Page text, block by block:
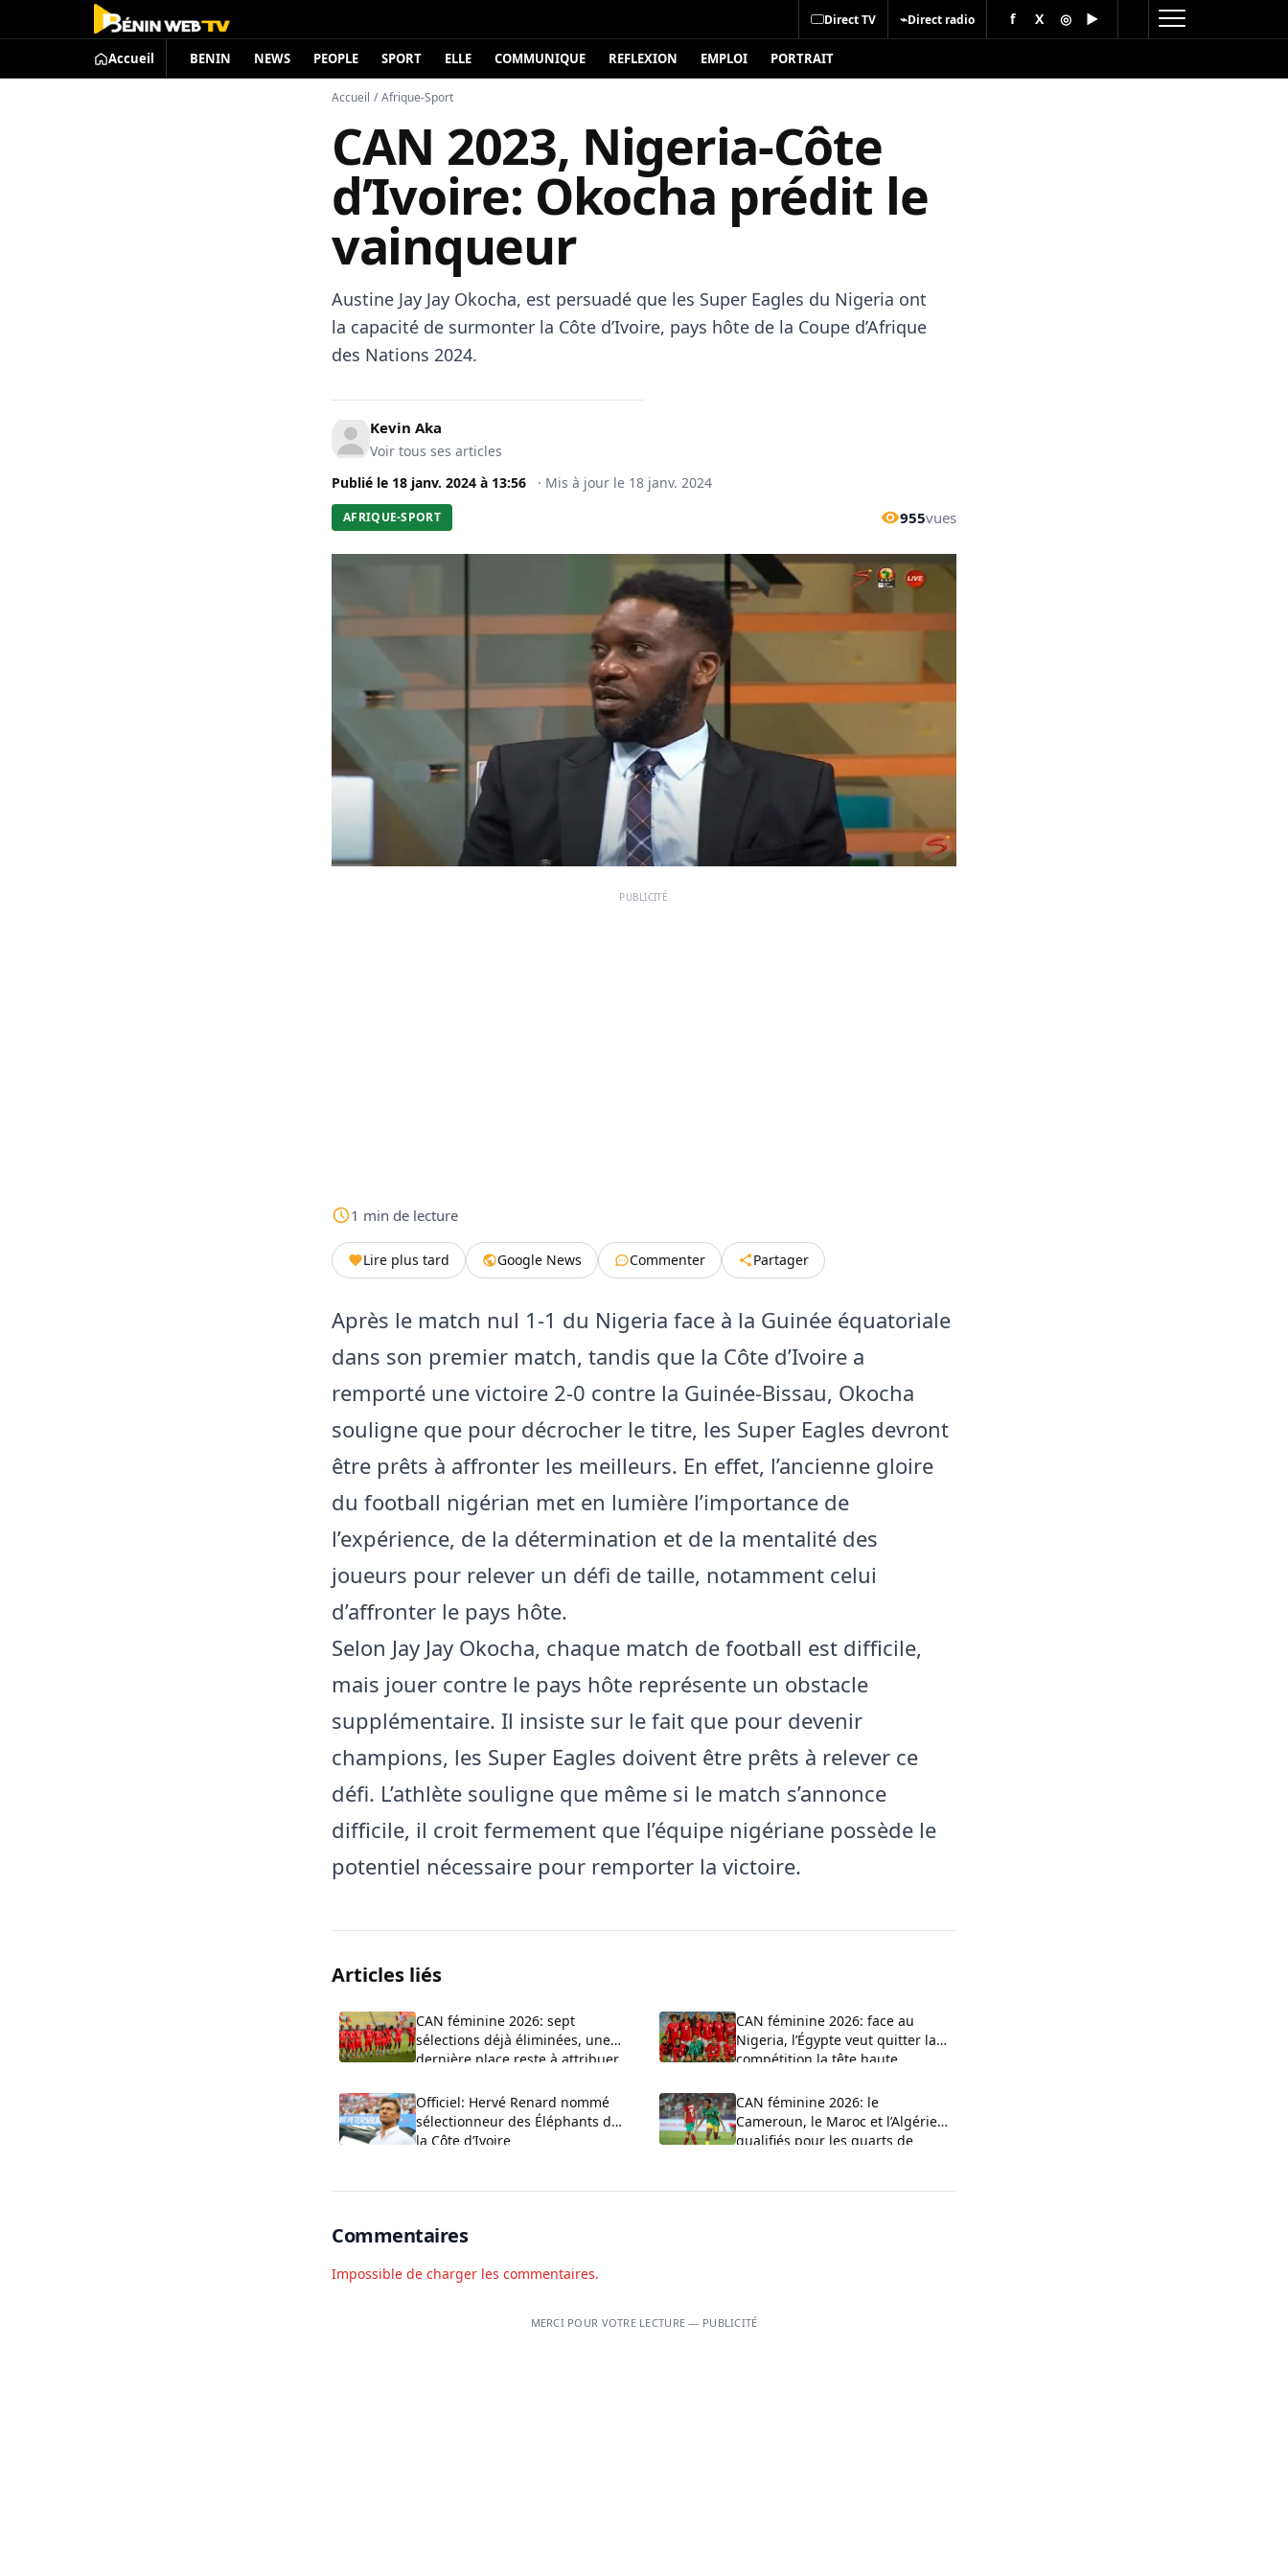
Direct TV ⌁Direct radio f X ◎ ▶
Accueil BENIN NEWS PEOPLE SPORT ELLE COMMUNIQUE REFLEXION EMPLOI PORTRAIT
Accueil / Afrique-Sport
CAN 2023, Nigeria-Côte
d’Ivoire: Okocha prédit le
vainqueur
Austine Jay Jay Okocha, est persuadé que les Super Eagles du Nigeria ont
la capacité de surmonter la Côte d’Ivoire, pays hôte de la Coupe d’Afrique
des Nations 2024.
Kevin Aka
Voir tous ses articles
Publié le 18 janv. 2024 à 13:56 · Mis à jour le 18 janv. 2024
AFRIQUE-SPORT 955vues
PUBLICITÉ
1 min de lecture
Lire plus tard Google News Commenter Partager
Après le match nul 1-1 du Nigeria face à la Guinée équatoriale
dans son premier match, tandis que la Côte d’Ivoire a
remporté une victoire 2-0 contre la Guinée-Bissau, Okocha
souligne que pour décrocher le titre, les Super Eagles devront
être prêts à affronter les meilleurs. En effet, l’ancienne gloire
du football nigérian met en lumière l’importance de
l’expérience, de la détermination et de la mentalité des
joueurs pour relever un défi de taille, notamment celui
d’affronter le pays hôte.
Selon Jay Jay Okocha, chaque match de football est difficile,
mais jouer contre le pays hôte représente un obstacle
supplémentaire. Il insiste sur le fait que pour devenir
champions, les Super Eagles doivent être prêts à relever ce
défi. L’athlète souligne que même si le match s’annonce
difficile, il croit fermement que l’équipe nigériane possède le
potentiel nécessaire pour remporter la victoire.
Articles liés
CAN féminine 2026: sept
sélections déjà éliminées, une
dernière place reste à attribuer
CAN féminine 2026: face au
Nigeria, l’Égypte veut quitter la
compétition la tête haute
Officiel: Hervé Renard nommé
sélectionneur des Éléphants de
la Côte d’Ivoire
CAN féminine 2026: le
Cameroun, le Maroc et l’Algérie
qualifiés pour les quarts de
Commentaires
Impossible de charger les commentaires.
MERCI POUR VOTRE LECTURE — PUBLICITÉ